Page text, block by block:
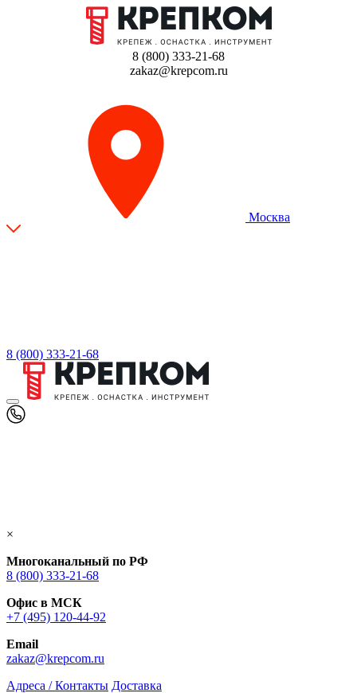
8 (800) 333-21-68
zakaz@krepcom.ru
Москва
8 (800) 333-21-68
×
Многоканальный по РФ
8 (800) 333‑21-68
Офис в МСК
+7 (495) 120-44-92
Email
zakaz@krepcom.ru
Адреса / Контакты Доставка